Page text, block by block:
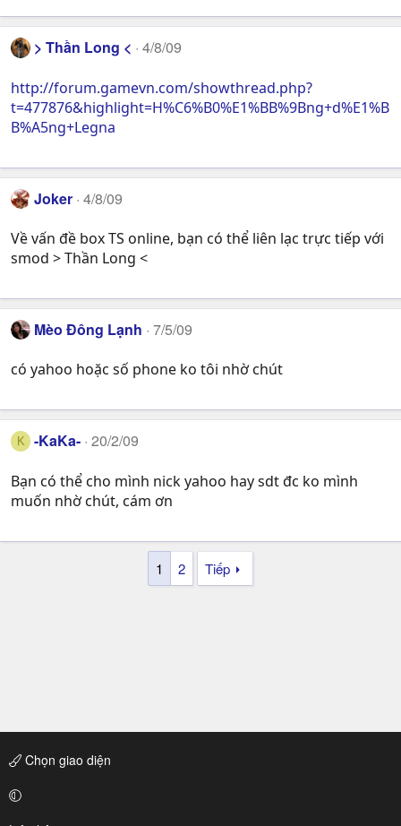
> Thần Long < 4/8/09
http://forum.gamevn.com/showthread.php?
t=477876&highlight=H%C6%B0%E1%BB%9Bng+d%E1%B
B%A5ng+Legna
Joker 4/8/09
Về vấn đề box TS online, bạn có thể liên lạc trực tiếp với
smod > Thần Long <
Mèo Đông Lạnh 7/5/09
có yahoo hoặc số phone ko tôi nhờ chút
K -KaKa- 20/2/09
Bạn có thể cho mình nick yahoo hay sdt đc ko mình
muốn nhờ chút, cám ơn
1 2 Tiếp
Chọn giao diện